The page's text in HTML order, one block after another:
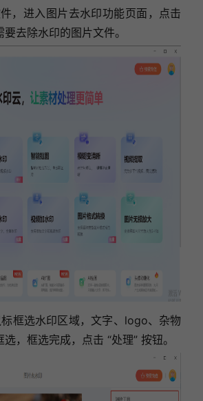
，进入图片去水印功能页面，点击
要去除水印的图片文件。
框选水印区域，文字、logo、杂物
，框选完成，点击 “处理” 按钮。